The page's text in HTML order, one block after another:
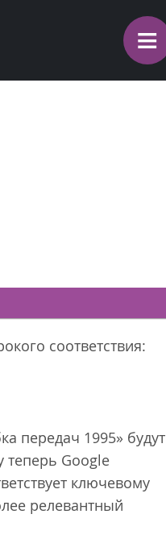
≡
соответствия:
передач 1995» будут
теперь Google
ключевому
релевантный